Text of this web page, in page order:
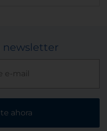
newsletter
ahora